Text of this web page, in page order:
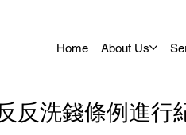
Home About Us
反洗錢條例進行